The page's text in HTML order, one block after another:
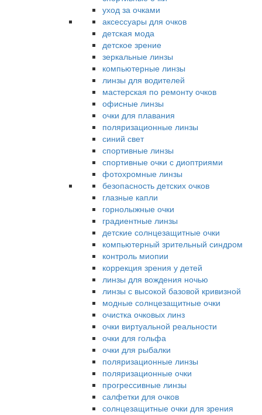
уход за очками
аксессуары для очков
детская мода
детское зрение
зеркальные линзы
компьютерные линзы
линзы для водителей
мастерская по ремонту очков
офисные линзы
очки для плавания
поляризационные линзы
синий свет
спортивные линзы
спортивные очки с диоптриями
фотохромные линзы
безопасность детских очков
глазные капли
горнолыжные очки
градиентные линзы
детские солнцезащитные очки
компьютерный зрительный синдром
контроль миопии
коррекция зрения у детей
линзы для вождения ночью
линзы с высокой базовой кривизной
модные солнцезащитные очки
очистка очковых линз
очки виртуальной реальности
очки для гольфа
очки для рыбалки
поляризационные линзы
поляризационные очки
прогрессивные линзы
салфетки для очков
солнцезащитные очки для зрения